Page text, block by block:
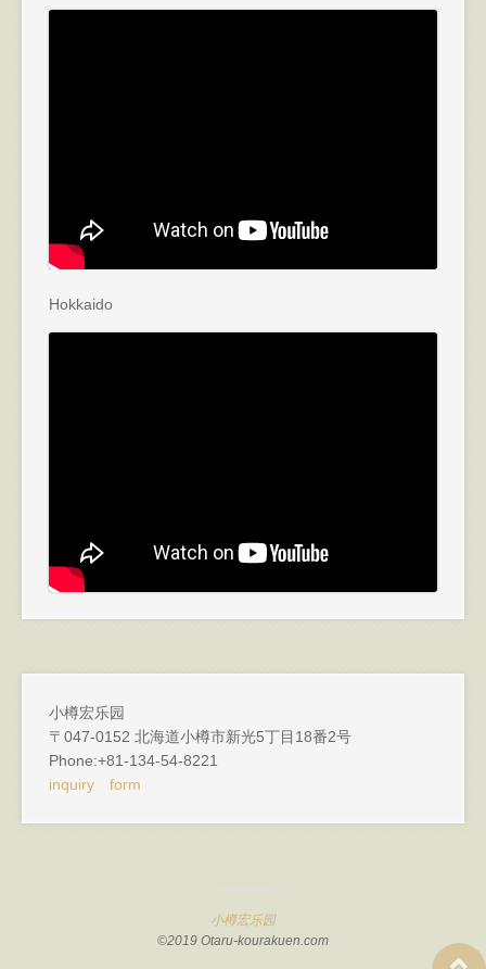
Hokkaido
小樽宏乐园
〒047-0152 北海道小樽市新光5丁目18番2号
Phone:+81-134-54-8221
inquiry form
小樽宏乐园
©2019 Otaru-kourakuen.com